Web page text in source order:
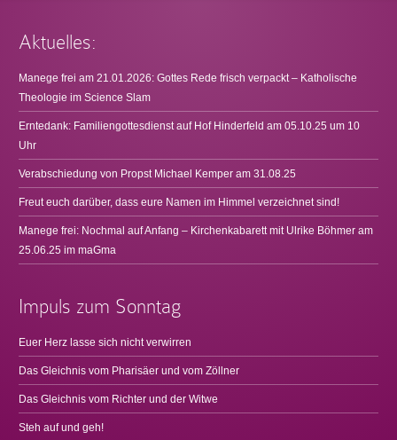
Aktuelles:
Manege frei am 21.01.2026: Gottes Rede frisch verpackt – Katholische
Theologie im Science Slam
Erntedank: Familiengottesdienst auf Hof Hinderfeld am 05.10.25 um 10
Uhr
Verabschiedung von Propst Michael Kemper am 31.08.25
Freut euch darüber, dass eure Namen im Himmel verzeichnet sind!
Manege frei: Nochmal auf Anfang – Kirchenkabarett mit Ulrike Böhmer am
25.06.25 im maGma
Impuls zum Sonntag
Euer Herz lasse sich nicht verwirren
Das Gleichnis vom Pharisäer und vom Zöllner
Das Gleichnis vom Richter und der Witwe
Steh auf und geh!